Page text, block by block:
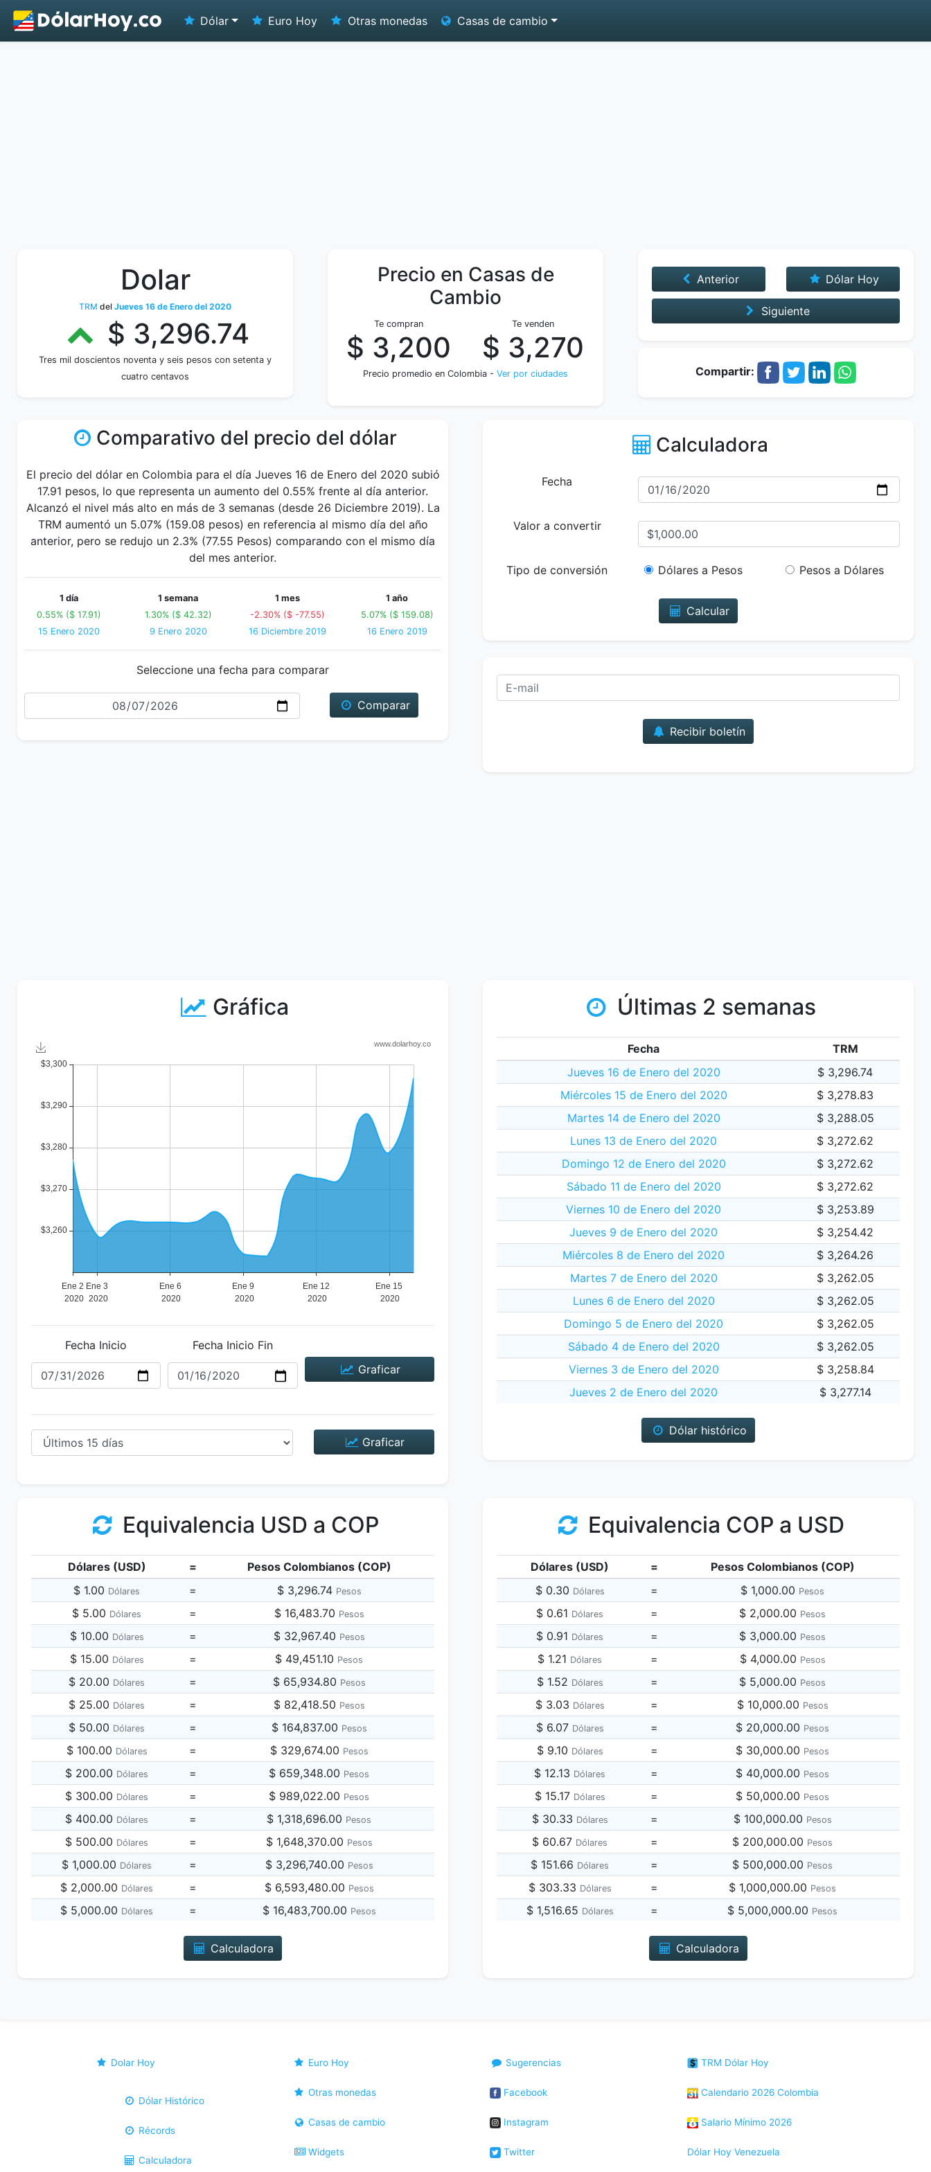
Dólar Euro Hoy Otras monedas Casas de cambio
Dolar
TRM del Jueves 16 de Enero del 2020
$ 3,296.74
Tres mil doscientos noventa y seis pesos con setenta y
cuatro centavos
Precio en Casas de
Cambio
Te compran
$ 3,200
Te venden
$ 3,270
Precio promedio en Colombia - Ver por ciudades
Anterior Dólar Hoy
Siguiente
Compartir:
Comparativo del precio del dólar
El precio del dólar en Colombia para el día Jueves 16 de Enero del 2020 subió
17.91 pesos, lo que representa un aumento del 0.55% frente al día anterior.
Alcanzó el nivel más alto en más de 3 semanas (desde 26 Diciembre 2019). La
TRM aumentó un 5.07% (159.08 pesos) en referencia al mismo día del año
anterior, pero se redujo un 2.3% (77.55 Pesos) comparando con el mismo día
del mes anterior.
1 día
0.55% ($ 17.91)
15 Enero 2020
1 semana
1.30% ($ 42.32)
9 Enero 2020
1 mes
-2.30% ($ -77.55)
16 Diciembre 2019
1 año
5.07% ($ 159.08)
16 Enero 2019
Seleccione una fecha para comparar
Fecha
Comparar
Calculadora
Fecha
Valor a convertir
Tipo de conversión Dólares a Pesos Pesos a Dólares
Calcular
Recibir boletín
Gráfica
Fecha Inicio
Fecha Inicio Fin
Graficar
Graficar
Últimas 2 semanas
Fecha
TRM
Jueves 16 de Enero del 2020
$ 3,296.74
Miércoles 15 de Enero del 2020
$ 3,278.83
Martes 14 de Enero del 2020
$ 3,288.05
Lunes 13 de Enero del 2020
$ 3,272.62
Domingo 12 de Enero del 2020
$ 3,272.62
Sábado 11 de Enero del 2020
$ 3,272.62
Viernes 10 de Enero del 2020
$ 3,253.89
Jueves 9 de Enero del 2020
$ 3,254.42
Miércoles 8 de Enero del 2020
$ 3,264.26
Martes 7 de Enero del 2020
$ 3,262.05
Lunes 6 de Enero del 2020
$ 3,262.05
Domingo 5 de Enero del 2020
$ 3,262.05
Sábado 4 de Enero del 2020
$ 3,262.05
Viernes 3 de Enero del 2020
$ 3,258.84
Jueves 2 de Enero del 2020
$ 3,277.14
Dólar histórico
Equivalencia USD a COP
Dólares (USD) =
Pesos Colombianos (COP)
$ 1.00 Dólares = $ 3,296.74 Pesos
$ 5.00 Dólares = $ 16,483.70 Pesos
$ 10.00 Dólares = $ 32,967.40 Pesos
$ 15.00 Dólares = $ 49,451.10 Pesos
$ 20.00 Dólares = $ 65,934.80 Pesos
$ 25.00 Dólares = $ 82,418.50 Pesos
$ 50.00 Dólares = $ 164,837.00 Pesos
$ 100.00 Dólares = $ 329,674.00 Pesos
$ 200.00 Dólares = $ 659,348.00 Pesos
$ 300.00 Dólares = $ 989,022.00 Pesos
$ 400.00 Dólares = $ 1,318,696.00 Pesos
$ 500.00 Dólares = $ 1,648,370.00 Pesos
$ 1,000.00 Dólares = $ 3,296,740.00 Pesos
$ 2,000.00 Dólares = $ 6,593,480.00 Pesos
$ 5,000.00 Dólares = $ 16,483,700.00 Pesos
Calculadora
Equivalencia COP a USD
Dólares (USD) =
Pesos Colombianos (COP)
$ 0.30 Dólares = $ 1,000.00 Pesos
$ 0.61 Dólares = $ 2,000.00 Pesos
$ 0.91 Dólares = $ 3,000.00 Pesos
$ 1.21 Dólares = $ 4,000.00 Pesos
$ 1.52 Dólares = $ 5,000.00 Pesos
$ 3.03 Dólares = $ 10,000.00 Pesos
$ 6.07 Dólares = $ 20,000.00 Pesos
$ 9.10 Dólares = $ 30,000.00 Pesos
$ 12.13 Dólares = $ 40,000.00 Pesos
$ 15.17 Dólares = $ 50,000.00 Pesos
$ 30.33 Dólares = $ 100,000.00 Pesos
$ 60.67 Dólares = $ 200,000.00 Pesos
$ 151.66 Dólares = $ 500,000.00 Pesos
$ 303.33 Dólares = $ 1,000,000.00 Pesos
$ 1,516.65 Dólares = $ 5,000,000.00 Pesos
Calculadora
Dolar Hoy
Dólar Histórico
Récords
Calculadora
Euro Hoy
Otras monedas
Casas de cambio
Widgets
Sugerencias
Facebook
Instagram
Twitter
TRM Dólar Hoy
Calendario 2026 Colombia
Salario Mínimo 2026
Dólar Hoy Venezuela